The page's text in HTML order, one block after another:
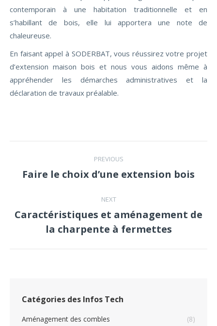
contemporain à une habitation traditionnelle et en
s’habillant de bois, elle lui apportera une note de
chaleureuse.
En faisant appel à SODERBAT, vous réussirez votre projet
d’extension maison bois et nous vous aidons même à
appréhender les démarches administratives et la
déclaration de travaux préalable.
PREVIOUS
Previous
Faire le choix d’une extension bois
NEXT
Next
post:
Caractéristiques et aménagement de
la charpente à fermettes
Catégories des Infos Tech
Aménagement des combles
(8)